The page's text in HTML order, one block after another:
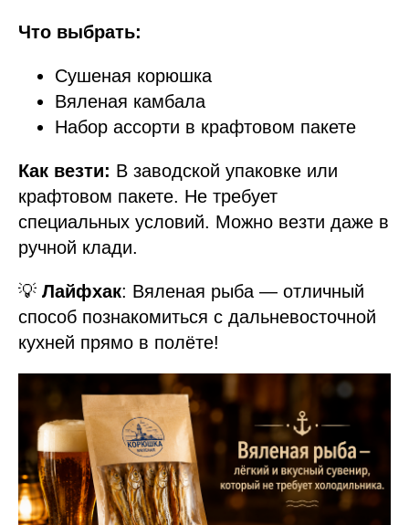
Что выбрать:
Сушеная корюшка
Вяленая камбала
Набор ассорти в крафтовом пакете
Как везти: В заводской упаковке или
крафтовом пакете. Не требует
специальных условий. Можно везти даже в
ручной клади.
💡 Лайфхак: Вяленая рыба — отличный
способ познакомиться с дальневосточной
кухней прямо в полёте!